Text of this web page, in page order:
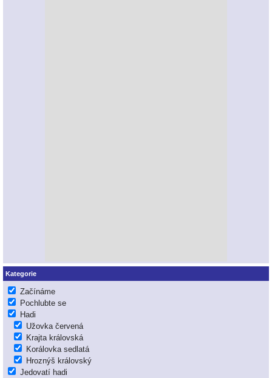
Kategorie
Začínáme
Pochlubte se
Hadi
Užovka červená
Krajta královská
Korálovka sedlatá
Hroznýš královský
Jedovatí hadi